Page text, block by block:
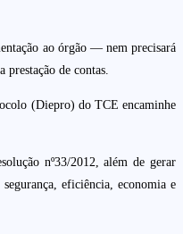
ao órgão — nem precisará
de contas.
(Diepro) do TCE encaminhe
nº33/2012, além de gerar
eficiência, economia e